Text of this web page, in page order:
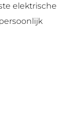
elektrische